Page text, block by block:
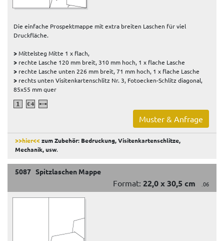
Die einfache Prospektmappe mit extra breiten Laschen für viel
Druckfläche.
>Mittelsteg Mitte 1 x flach,
> rechte Lasche 120 mm breit, 310 mm hoch, 1 x flache Lasche
> rechte Lasche unten 226 mm breit, 71 mm hoch, 1 x flache Lasche
> rechts unten Visitenkartenschlitz Nr. 3, Fotoecken-Schlitz diagonal,
85x55 mm quer
Muster & Anfrage
>>hier<<zum Zubehör: Bedruckung, Visitenkartenschlitze,
Mechanik, usw.
5087 Spitzlaschen Mappe
Format: 22,0 x 30,5 cm .06